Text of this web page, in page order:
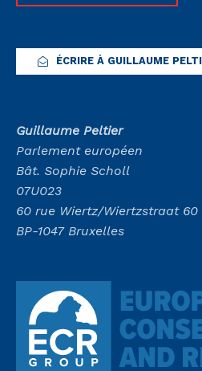
ÉCRIRE À GUILLAUME
Guillaume Peltier
Parlement européen
Bât. Sophie Scholl
07U023
60 rue Wiertz/Wiertzstraat 60
BP-1047 Bruxelles